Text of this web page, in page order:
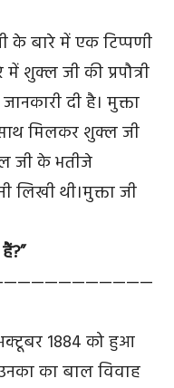
के बारे में एक टिप्पणी
में शुक्ल जी की प्रपौत्री
दी है। मुक्ता
मिलकर शुक्ल जी
जी के भतीजे
थी।मुक्ता जी
1884 को हुआ
का बाल विवाह